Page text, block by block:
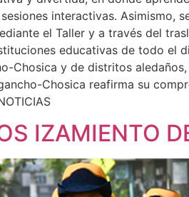
interactivas. Asimismo,
el Taller y a través del
educativas de todo el
Chosica y de distritos
Chosica reafirma su
IZAMIENTO